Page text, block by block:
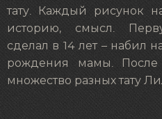
тату. Каждый рисунок
историю, смысл.
сделал в 14 лет – набил
рождения мамы.
множество разных тату